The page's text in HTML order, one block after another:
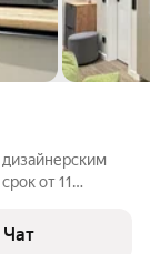
от 11
Чат